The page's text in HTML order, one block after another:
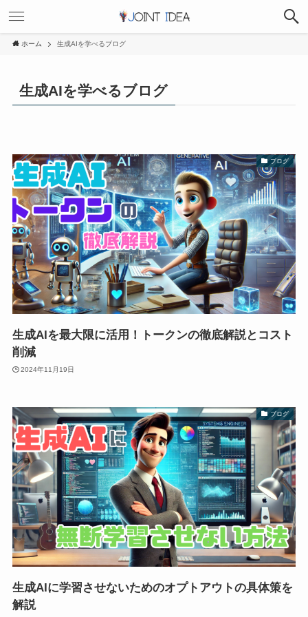
ホーム 生成AIを学べるブログ
生成AIを学べるブログ
ブログ
生成AIを最大限に活用！トークンの徹底解説とコスト
削減
2024年11月19日
ブログ
生成AIに学習させないためのオプトアウトの具体策を
解説